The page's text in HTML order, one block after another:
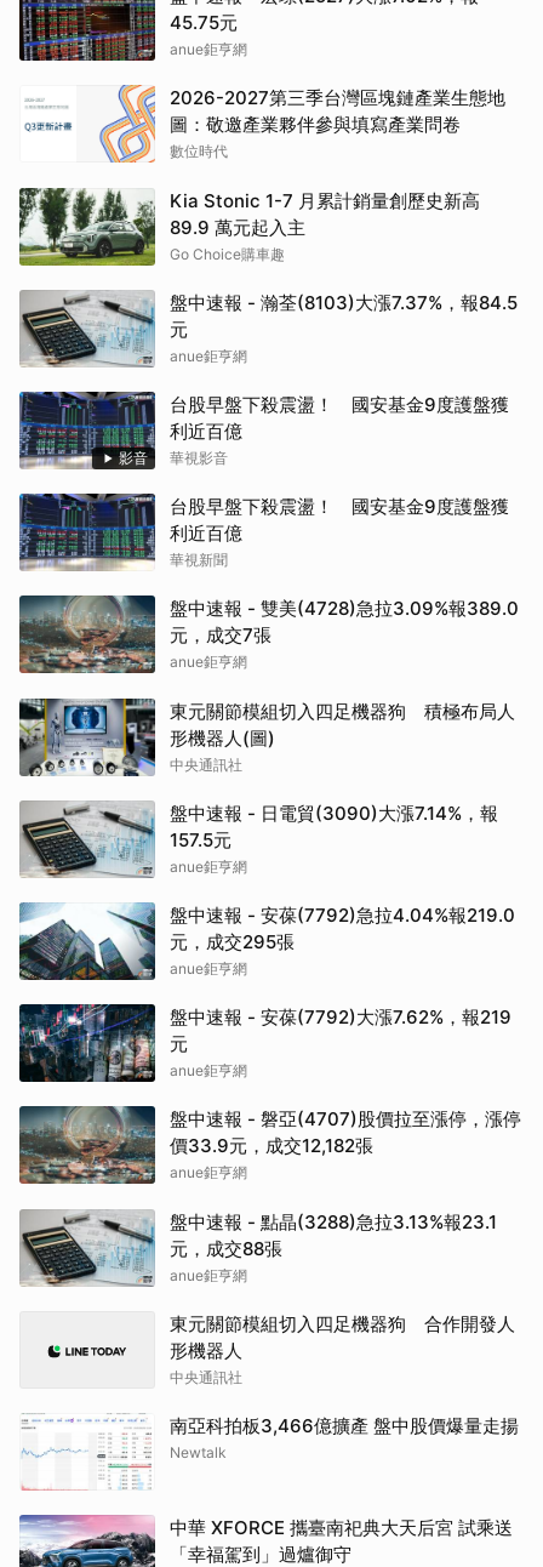
45.75元
anue鉅亨網
2026-2027第三季台灣區塊鏈產業生態地
圖：敬邀產業夥伴參與填寫產業問卷
數位時代
Kia Stonic 1-7 月累計銷量創歷史新高
89.9 萬元起入主
Go Choice購車趣
盤中速報 - 瀚荃(8103)大漲7.37%，報84.5
元
anue鉅亨網
影音
台股早盤下殺震盪！ 國安基金9度護盤獲
利近百億
華視影音
台股早盤下殺震盪！ 國安基金9度護盤獲
利近百億
華視新聞
盤中速報 - 雙美(4728)急拉3.09%報389.0
元，成交7張
anue鉅亨網
東元關節模組切入四足機器狗 積極布局人
形機器人(圖)
中央通訊社
盤中速報 - 日電貿(3090)大漲7.14%，報
157.5元
anue鉅亨網
盤中速報 - 安葆(7792)急拉4.04%報219.0
元，成交295張
anue鉅亨網
盤中速報 - 安葆(7792)大漲7.62%，報219
元
anue鉅亨網
盤中速報 - 磐亞(4707)股價拉至漲停，漲停
價33.9元，成交12,182張
anue鉅亨網
盤中速報 - 點晶(3288)急拉3.13%報23.1
元，成交88張
anue鉅亨網
東元關節模組切入四足機器狗 合作開發人
形機器人
中央通訊社
南亞科拍板3,466億擴產 盤中股價爆量走揚
Newtalk
中華 XFORCE 攜臺南祀典大天后宮 試乘送
「幸福駕到」過爐御守